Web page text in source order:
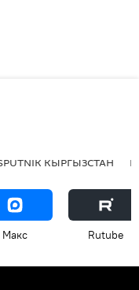
КЫРГЫЗСТАН
Макс Rutube